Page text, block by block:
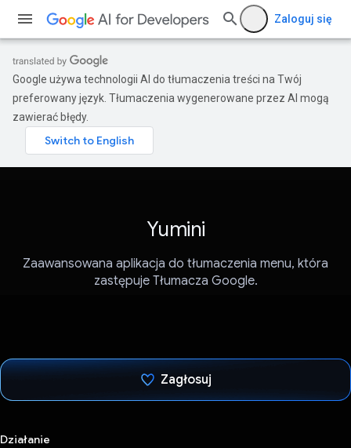
Zaloguj się
Google używa technologii AI do tłumaczenia treści na Twój
preferowany język. Tłumaczenia wygenerowane przez AI mogą
zawierać błędy.
Yumini
Zaawansowana aplikacja do tłumaczenia menu, która
zastępuje Tłumacza Google.
Zagłosuj
Działanie